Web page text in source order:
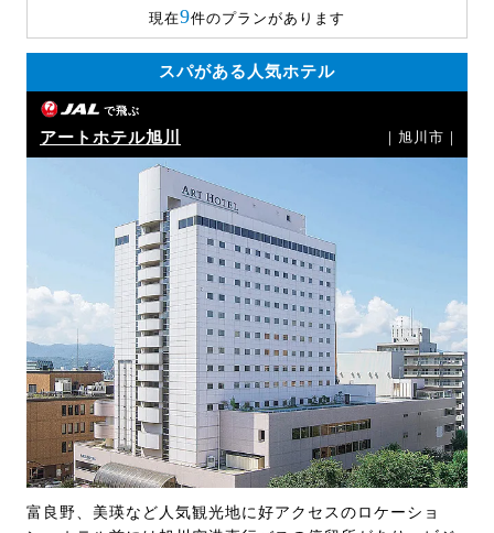
現在9件のプランがあります
スパがある人気ホテル
で飛ぶ
アートホテル旭川 ｜旭川市｜
富良野、美瑛など人気観光地に好アクセスのロケーショ